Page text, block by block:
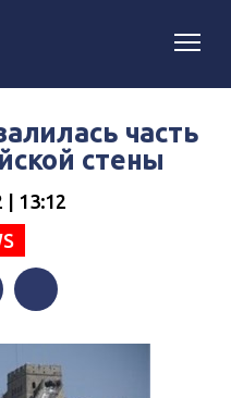
часть
стены
| 13:12